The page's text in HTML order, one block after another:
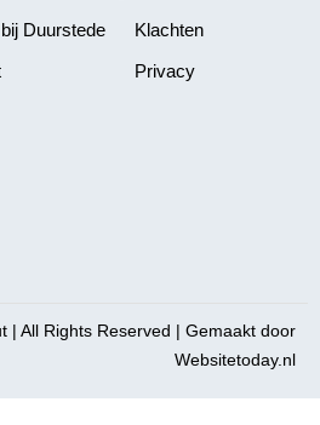
Duurstede
Klachten
Privacy
| All Rights Reserved | Gemaakt door
Websitetoday.nl